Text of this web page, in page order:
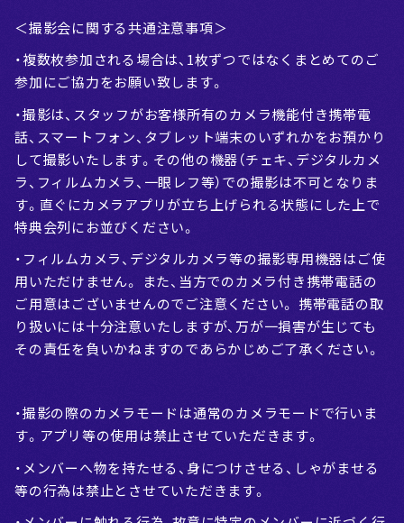
＜撮影会に関する共通注意事項＞
・複数枚参加される場合は、1枚ずつではなくまとめてのご
参加にご協力をお願い致します。
・撮影は、スタッフがお客様所有のカメラ機能付き携帯電
話、スマートフォン、タブレット端末のいずれかをお預かり
して撮影いたします。その他の機器（チェキ、デジタルカメ
ラ、フィルムカメラ、一眼レフ等）での撮影は不可となりま
す。直ぐにカメラアプリが立ち上げられる状態にした上で
特典会列にお並びください。
・フィルムカメラ、デジタルカメラ等の撮影専用機器はご使
用いただけません。 また、当方でのカメラ付き携帯電話の
ご用意はございませんのでご注意ください。 携帯電話の取
り扱いには十分注意いたしますが、万が一損害が生じても
その責任を負いかねますのであらかじめご了承ください。
・撮影の際のカメラモードは通常のカメラモードで行いま
す。アプリ等の使用は禁止させていただきます。
・メンバーへ物を持たせる、身につけさせる、しゃがませる
等の行為は禁止とさせていただきます。